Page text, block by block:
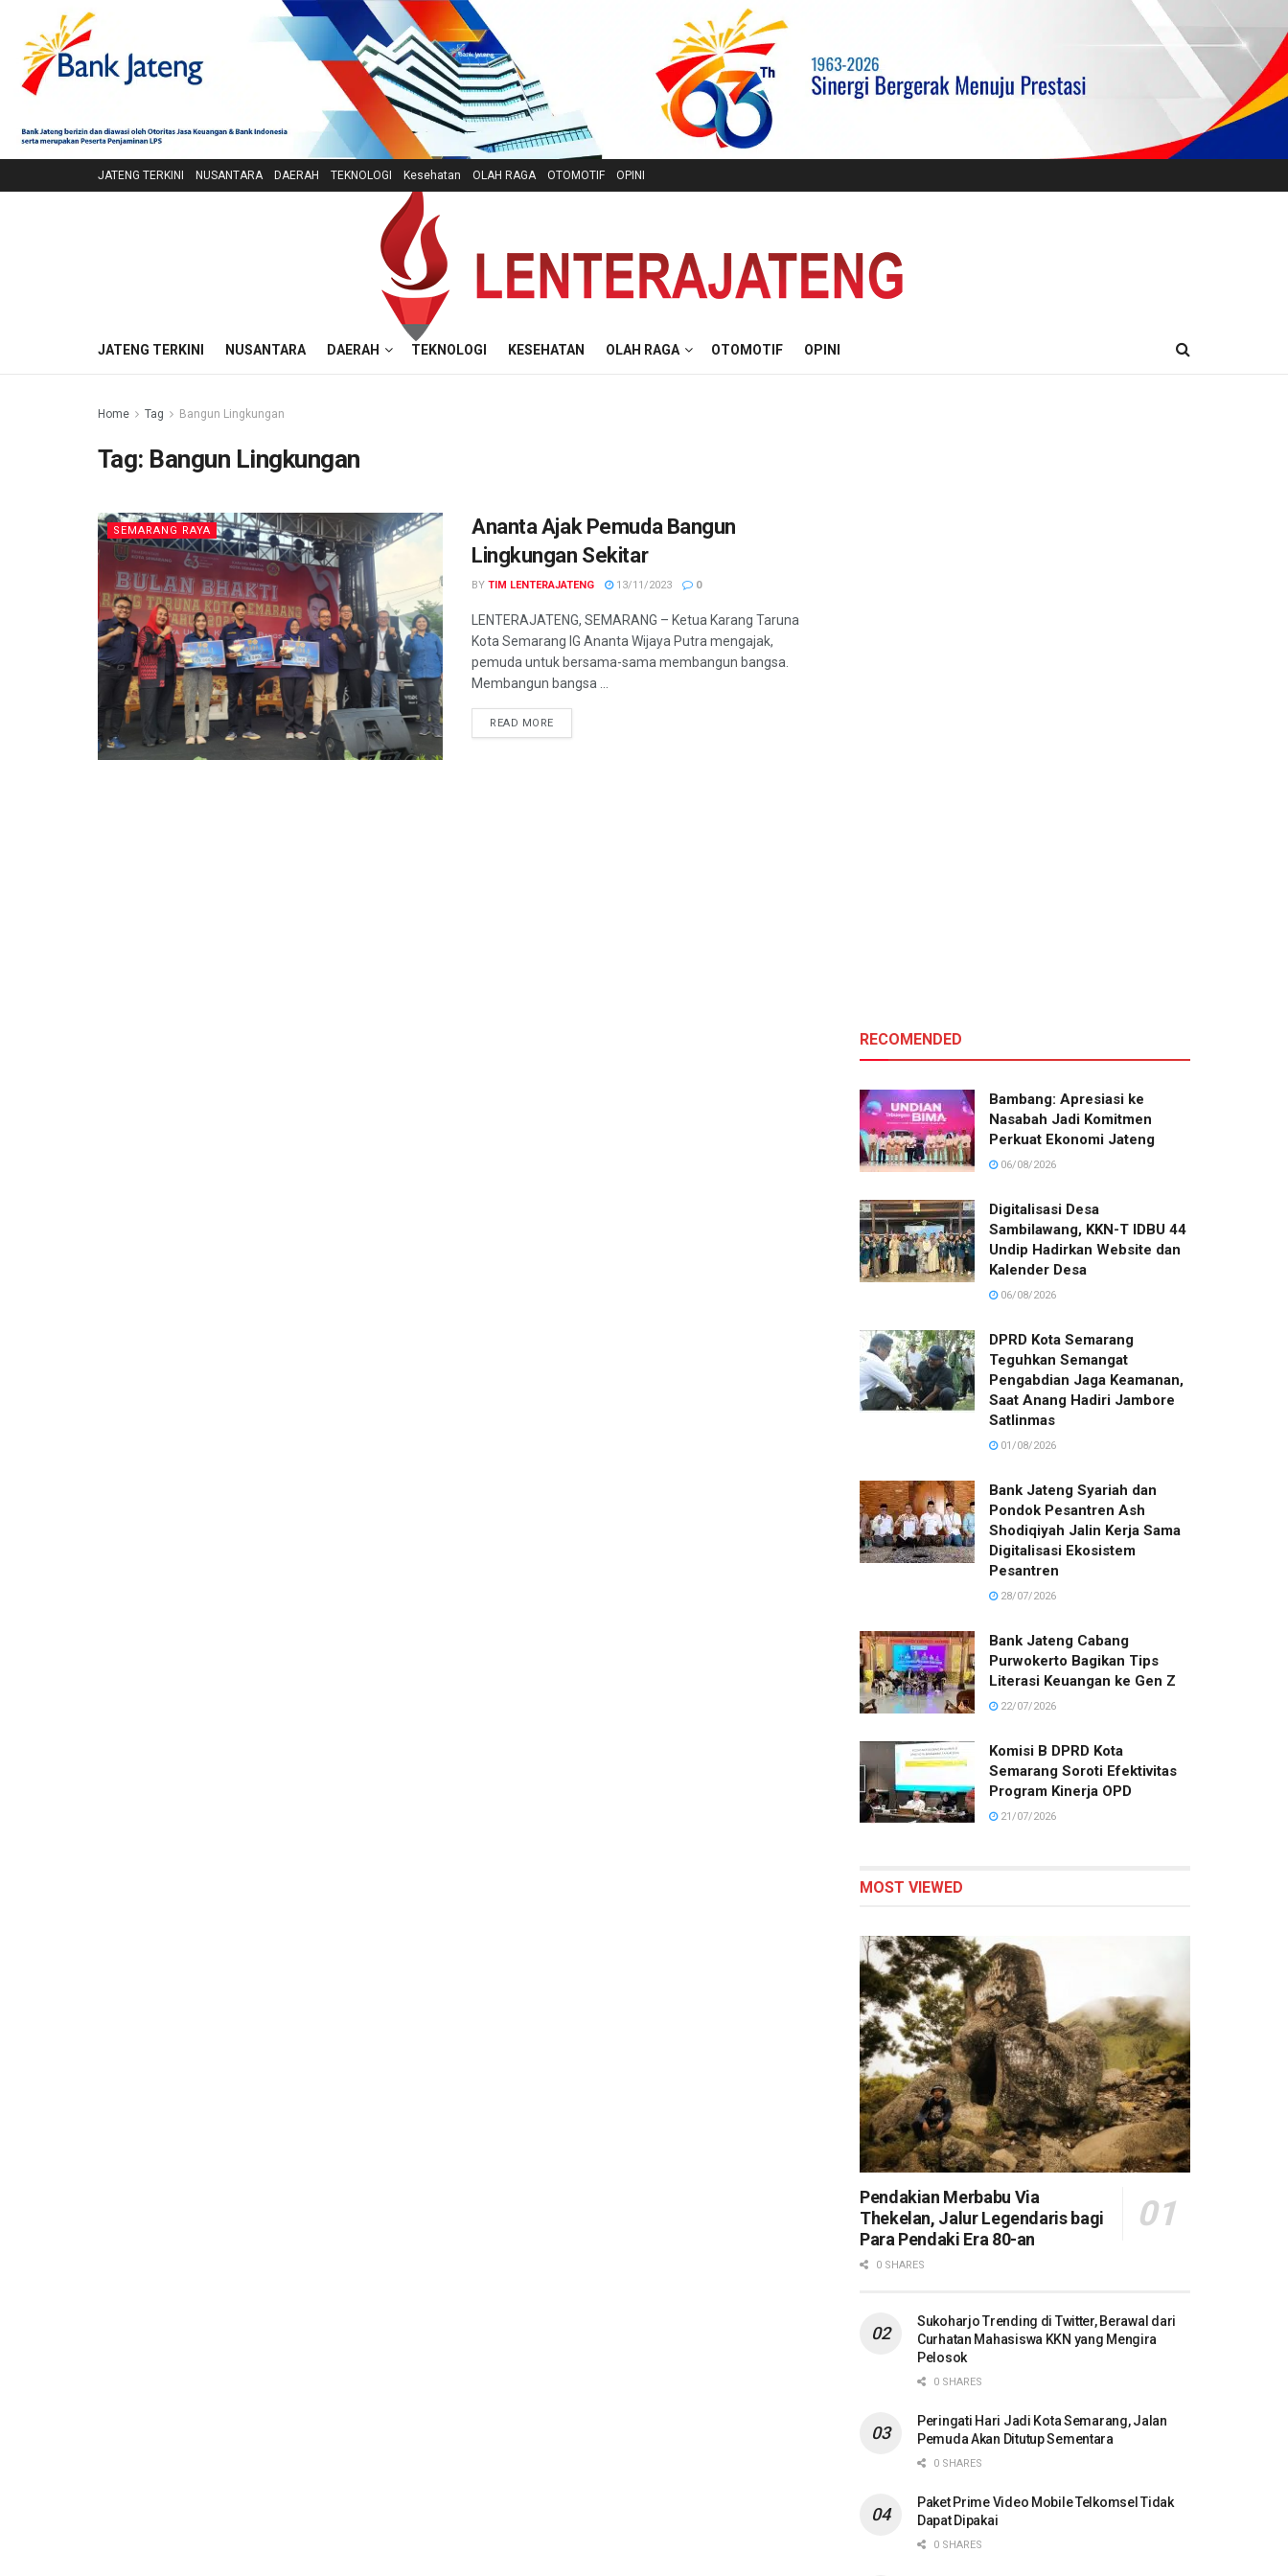
JATENG TERKINI NUSANTARA DAERAH TEKNOLOGI Kesehatan OLAH RAGA OTOMOTIF OPINI
JATENG TERKINI NUSANTARA DAERAH TEKNOLOGI KESEHATAN OLAH RAGA OTOMOTIF OPINI
Home Tag Bangun Lingkungan
Tag: Bangun Lingkungan
SEMARANG RAYA
Ananta Ajak Pemuda Bangun
Lingkungan Sekitar
BY TIM LENTERAJATENG 13/11/2023 0
LENTERAJATENG, SEMARANG – Ketua Karang Taruna
Kota Semarang IG Ananta Wijaya Putra mengajak,
pemuda untuk bersama-sama membangun bangsa.
Membangun bangsa ...
READ MOREDETAILS
RECOMENDED
Bambang: Apresiasi ke
Nasabah Jadi Komitmen
Perkuat Ekonomi Jateng
06/08/2026
Digitalisasi Desa
Sambilawang, KKN-T IDBU 44
Undip Hadirkan Website dan
Kalender Desa
06/08/2026
DPRD Kota Semarang
Teguhkan Semangat
Pengabdian Jaga Keamanan,
Saat Anang Hadiri Jambore
Satlinmas
01/08/2026
Bank Jateng Syariah dan
Pondok Pesantren Ash
Shodiqiyah Jalin Kerja Sama
Digitalisasi Ekosistem
Pesantren
28/07/2026
Bank Jateng Cabang
Purwokerto Bagikan Tips
Literasi Keuangan ke Gen Z
22/07/2026
Komisi B DPRD Kota
Semarang Soroti Efektivitas
Program Kinerja OPD
21/07/2026
MOST VIEWED
Pendakian Merbabu Via
Thekelan, Jalur Legendaris bagi
Para Pendaki Era 80-an
0 SHARES
Sukoharjo Trending di Twitter, Berawal dari
Curhatan Mahasiswa KKN yang Mengira
Pelosok
0 SHARES
Peringati Hari Jadi Kota Semarang, Jalan
Pemuda Akan Ditutup Sementara
0 SHARES
Paket Prime Video Mobile Telkomsel Tidak
Dapat Dipakai
0 SHARES